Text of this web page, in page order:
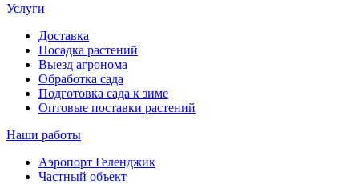
Услуги
Доставка
Посадка растений
Выезд агронома
Обработка сада
Подготовка сада к зиме
Оптовые поставки растений
Наши работы
Аэропорт Геленджик
Частный объект